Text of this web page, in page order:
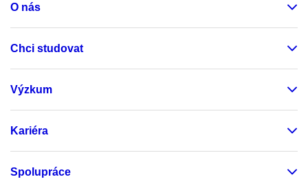
O nás
Chci studovat
Výzkum
Kariéra
Spolupráce